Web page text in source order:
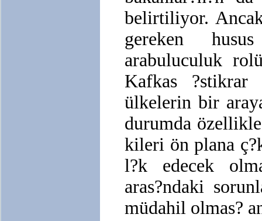
belirtiliyor.
gereken
arabuluculuk
Kafkas ?stikrar
ülkelerin bir
durumda
kileri ön plana
l?k edecek
aras?ndaki
müdahil olmas?